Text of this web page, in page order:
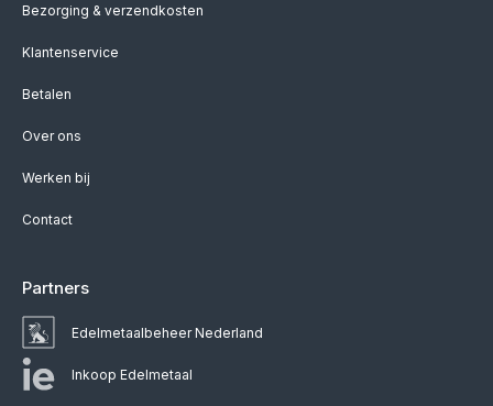
Bezorging & verzendkosten
Klantenservice
Betalen
Over ons
Werken bij
Contact
Partners
Edelmetaalbeheer Nederland
Inkoop Edelmetaal